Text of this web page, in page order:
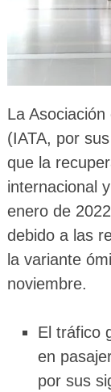
La
(IATA, por
que la
internacional
enero de
debido a las
la variante
noviembre.
El tráfico
en
por sus